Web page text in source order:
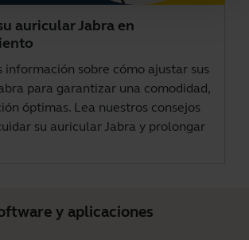
auricular Jabra en
información sobre cómo ajustar sus
para garantizar una comodidad,
óptimas. Lea nuestros consejos
su auricular Jabra y prolongar
y aplicaciones